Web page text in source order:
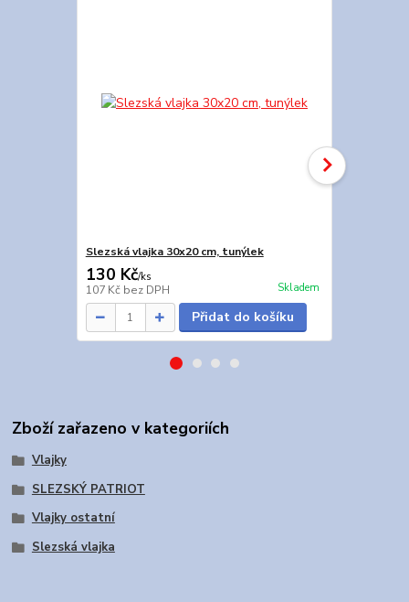
Slezská vlajka 30x20 cm, tunýlek
130 Kč/ks
107 Kč bez DPH Skladem
Přidat do košíku
Zboží zařazeno v kategoriích
Vlajky
SLEZSKÝ PATRIOT
Vlajky ostatní
Slezská vlajka